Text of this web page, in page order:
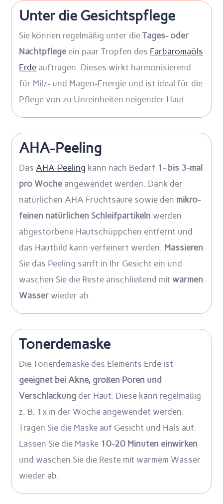
Unter die Gesichtspflege
Sie können regelmäßig unter dieTages- oder
Nachtpflege ein paar Tropfen des Farbaromaöls
Erde auftragen. Dieses wirkt harmonisierend
für Milz- und Magen-Energie und ist ideal für die
Pflege von zu Unreinheiten neigender Haut.
AHA-Peeling
DasAHA-Peeling kann nach Bedarf 1- bis 3-mal
pro Woche angewendet werden. Dank der
natürlichen AHA Fruchtsäure sowie den mikro-
feinen natürlichen Schleifpartikeln werden
abgestorbene Hautschüppchen entfernt und
das Hautbild kann verfeinert werden. Massieren
Sie das Peeling sanft in Ihr Gesicht ein und
waschen Sie die Reste anschließend mit warmen
Wasser wieder ab.
Tonerdemaske
Die Tonerdemaske des Elements Erde ist
geeignet bei Akne, großen Poren und
Verschlackung der Haut. Diese kann regelmäßig
z. B. 1x in der Woche angewendet werden.
Tragen Sie die Maske auf Gesicht und Hals auf.
Lassen Sie die Maske 10-20 Minuten einwirken
und waschen Sie die Reste mit warmem Wasser
wieder ab.